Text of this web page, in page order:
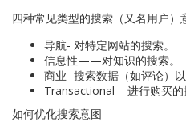
四种常见类型的搜索（又名用户）
导航- 对特定网站的搜索。
信息性——对知识的搜索。
商业- 搜索数据（如评论）
Transactional – 进行购买的
如何优化搜索意图